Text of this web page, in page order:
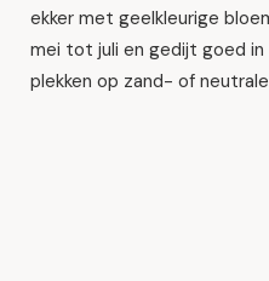
ekker met geelkleurige
mei tot juli en gedijt goed
plekken op zand- of